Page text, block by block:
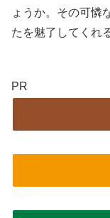
ょうか。その可憐
たを魅了してくれ
PR